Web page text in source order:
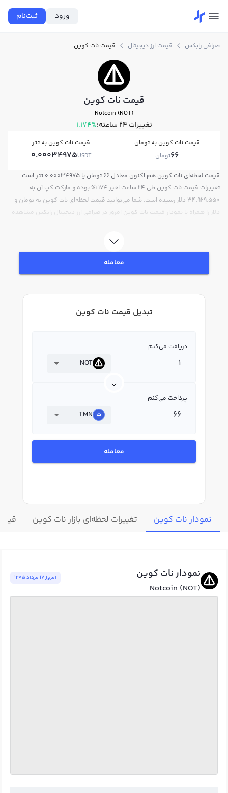
ورود ثبت‌نام
صرافی رابکس قیمت ارز دیجیتال قیمت نات کوین
قیمت نات کوین
Notcoin (NOT)
تغییرات ۲۴ ساعته: 1.174%
قیمت نات کوین به تومان
66تومان
قیمت نات کوین به تتر
0.00034975USDT
قیمت لحظه‌ای نات کوین هم اکنون معادل 66 تومان یا 0.00034975 تتر است.
تغییرات قیمت نات کوین طی 24 ساعت اخیر 1.174% بوده و مارکت کپ آن به
34,929,550 دلار رسیده است. شما می‌توانید قیمت لحظه‌ای نات کوین به تومان و
دلار را همراه با نمودار قیمت نات کوین امروز در صرافی ارز دیجیتال رابکس مشاهده
معامله
تبدیل قیمت نات کوین
دریافت می‌کنم
NOT
پرداخت می‌کنم
TMN
معامله
نمودار نات کوین تغییرات لحظه‌ای بازار نات کوین
نمودار نات کوین
Notcoin (NOT)
امروز ١٧ مرداد ١٤٠٥